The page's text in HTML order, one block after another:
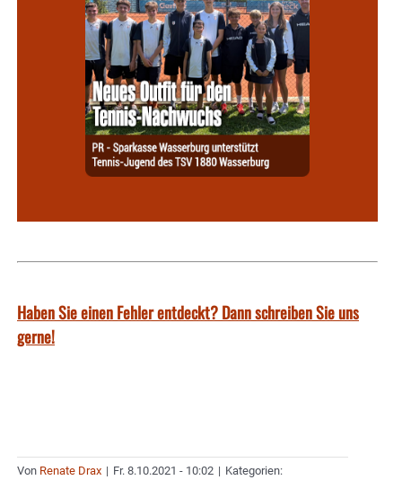
Haben Sie einen Fehler entdeckt? Dann schreiben Sie uns
gerne!
Von Renate Drax | Fr. 8.10.2021 - 10:02 | Kategorien: